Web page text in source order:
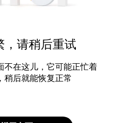
，请稍后重试
不在这儿，它可能正忙着
稍后就能恢复正常